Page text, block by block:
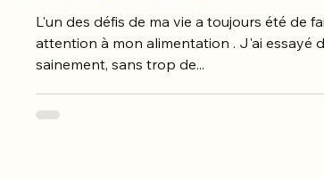
L'un des défis de ma vie a toujours été de faire plus
attention à mon alimentation . J'ai essayé
sainement, sans trop de...